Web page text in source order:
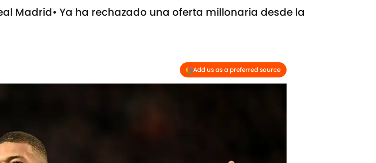
Madrid• Ya ha rechazado una oferta millonaria desde la
Add us as a preferred source